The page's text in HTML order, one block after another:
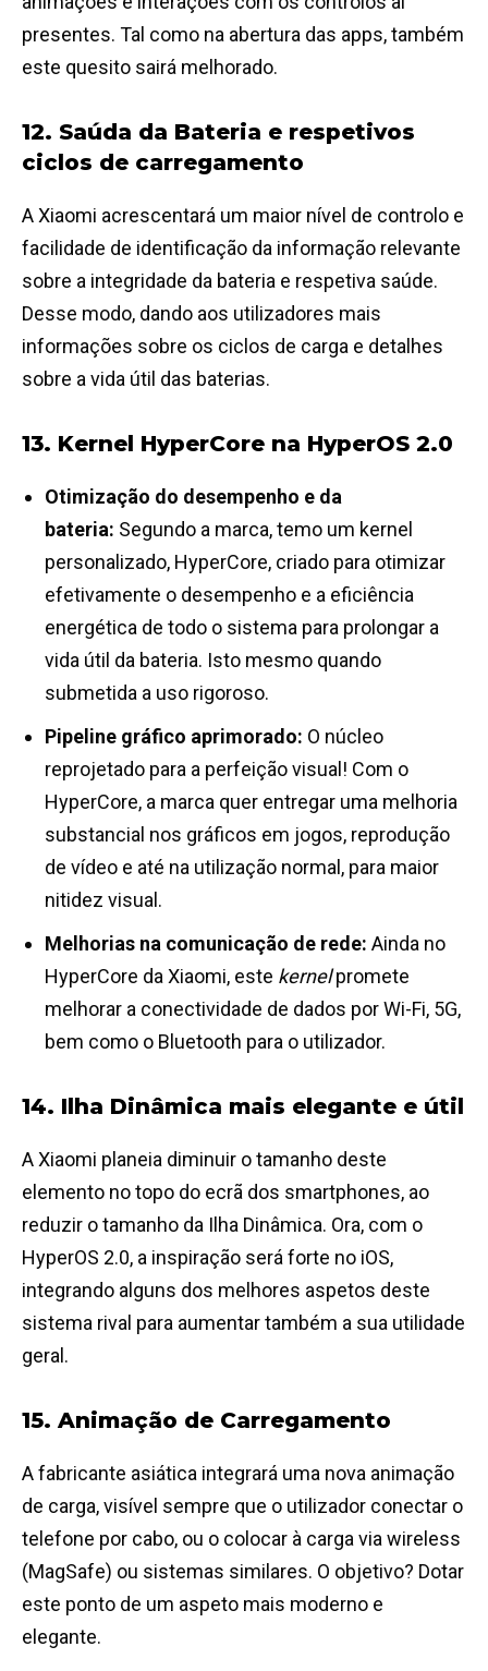
presentes. Tal como na abertura das apps, também
este quesito sairá melhorado.
12. Saúda da Bateria e respetivos
ciclos de carregamento
A Xiaomi acrescentará um maior nível de controlo e
facilidade de identificação da informação relevante
sobre a integridade da bateria e respetiva saúde.
Desse modo, dando aos utilizadores mais
informações sobre os ciclos de carga e detalhes
sobre a vida útil das baterias.
13. Kernel HyperCore na HyperOS 2.0
Otimização do desempenho e da
bateria: Segundo a marca, temo um kernel
personalizado, HyperCore, criado para otimizar
efetivamente o desempenho e a eficiência
energética de todo o sistema para prolongar a
vida útil da bateria. Isto mesmo quando
submetida a uso rigoroso.
Pipeline gráfico aprimorado: O núcleo
reprojetado para a perfeição visual! Com o
HyperCore, a marca quer entregar uma melhoria
substancial nos gráficos em jogos, reprodução
de vídeo e até na utilização normal, para maior
nitidez visual.
Melhorias na comunicação de rede: Ainda no
HyperCore da Xiaomi, este kernelpromete
melhorar a conectividade de dados por Wi-Fi, 5G,
bem como o Bluetooth para o utilizador.
14. Ilha Dinâmica mais elegante e útil
A Xiaomi planeia diminuir o tamanho deste
elemento no topo do ecrã dos smartphones, ao
reduzir o tamanho da Ilha Dinâmica. Ora, com o
HyperOS 2.0, a inspiração será forte no iOS,
integrando alguns dos melhores aspetos deste
sistema rival para aumentar também a sua utilidade
geral.
15. Animação de Carregamento
A fabricante asiática integrará uma nova animação
de carga, visível sempre que o utilizador conectar o
telefone por cabo, ou o colocar à carga via wireless
(MagSafe) ou sistemas similares. O objetivo? Dotar
este ponto de um aspeto mais moderno e
elegante.